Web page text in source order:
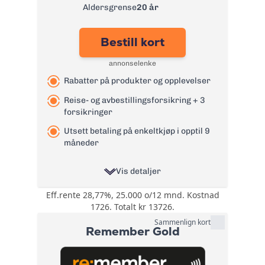
Leiebilsforsikring
tyveriforsikring
0 kr
21,99%
Effektiv rente:
24,4%
Kontantuttak i
minibank:
0 kr
Kontantuttak i
bank:
0 kr
papirfaktura:
9 kr
Purregebyr:
35 kr
Inkassovarsel:
35 kr
Aldersgrense20 år
Bestill kort
annonselenke
Rabatter på produkter og opplevelser
Reise- og avbestillingsforsikring + 3
forsikringer
Utsett betaling på enkeltkjøp i opptil 9
måneder
Vis detaljer
rabatter
Rabatter på
produkter og
opplevelser
gjennom
Morrow More.
Eff.rente 28,77%, 25.000 o/12 mnd. Kostnad
1726. Totalt kr 13726.
Sammenlign kort
Remember Gold